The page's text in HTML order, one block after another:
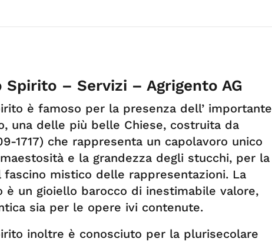
– Servizi – Agrigento AG
è famoso per la presenza dell’ importante
una delle più belle Chiese, costruita da
1717) che rappresenta un capolavoro unico
e la grandezza degli stucchi, per la
mistico delle rappresentazioni. La
è un gioiello barocco di inestimabile valore,
sia per le opere ivi contenute.
inoltre è conosciuto per la plurisecolare